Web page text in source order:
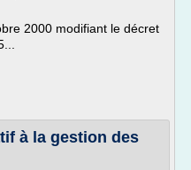
2000 modifiant le décret
à la gestion des